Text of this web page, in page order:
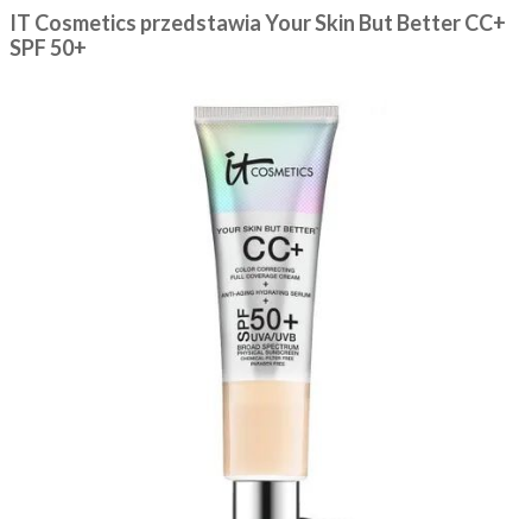
IT Cosmetics przedstawia Your Skin But Better CC+
SPF 50+